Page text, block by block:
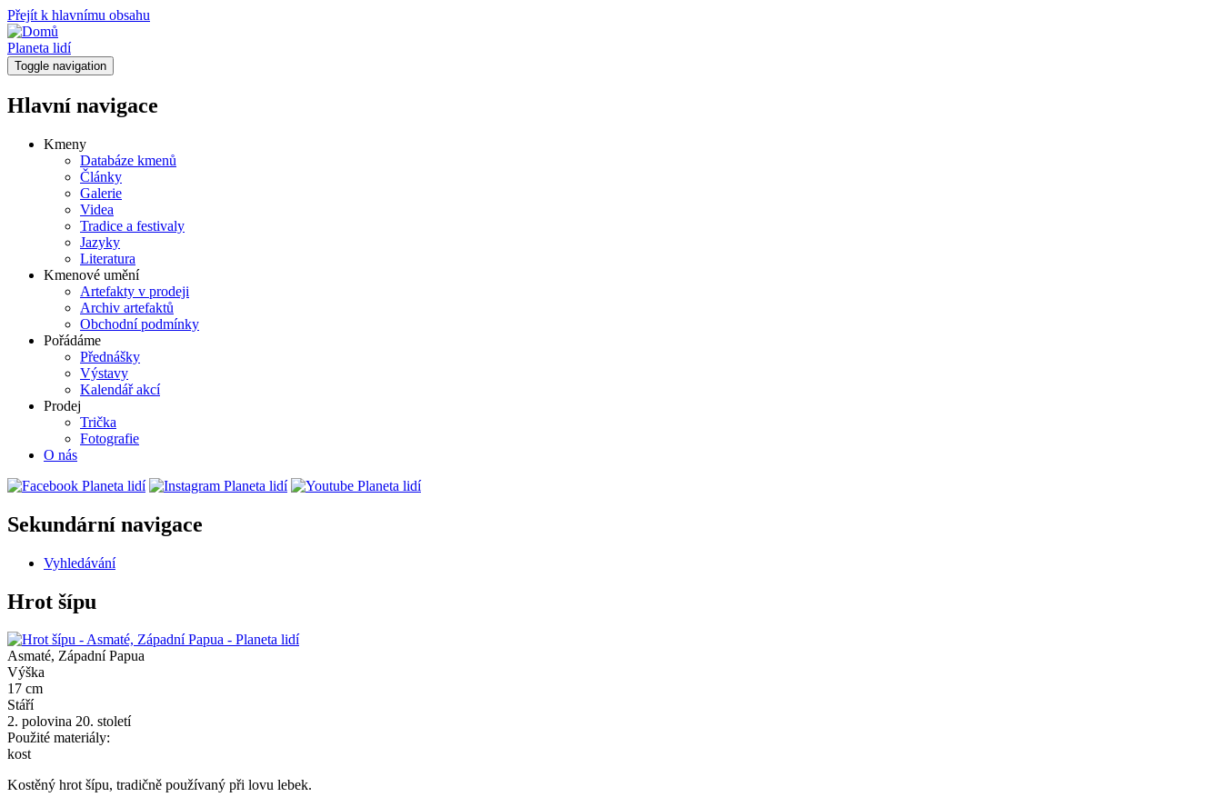
Přejít k hlavnímu obsahu
Planeta lidí
Toggle navigation
Hlavní navigace
Kmeny
Databáze kmenů
Články
Galerie
Videa
Tradice a festivaly
Jazyky
Literatura
Kmenové umění
Artefakty v prodeji
Archiv artefaktů
Obchodní podmínky
Pořádáme
Přednášky
Výstavy
Kalendář akcí
Prodej
Trička
Fotografie
O nás
Sekundární navigace
Vyhledávání
Hrot šípu
Asmaté, Západní Papua
Výška
17 cm
Stáří
2. polovina 20. století
Použité materiály:
kost
Kostěný hrot šípu, tradičně používaný při lovu lebek.